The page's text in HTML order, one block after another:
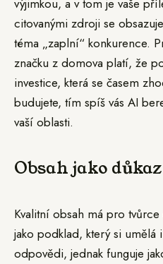
výjimkou, a v tom je vaše
citovanými zdroji se
téma „zaplní“ konkurence.
značku z domova platí, že
investice, která se časem
budujete, tím spíš vás AI
vaší oblasti.
Obsah jako
Kvalitní obsah má pro
jako podklad, který si umělá
odpovědi, jednak funguje